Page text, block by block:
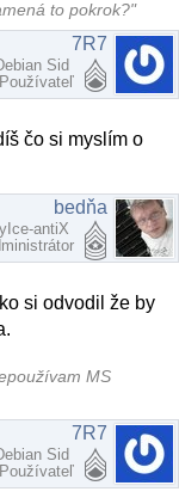
to pokrok?"
7R7
Sid
Používateľ
čo si myslím o
bedňa
antiX
si odvodil že by
MS
7R7
Sid
Používateľ